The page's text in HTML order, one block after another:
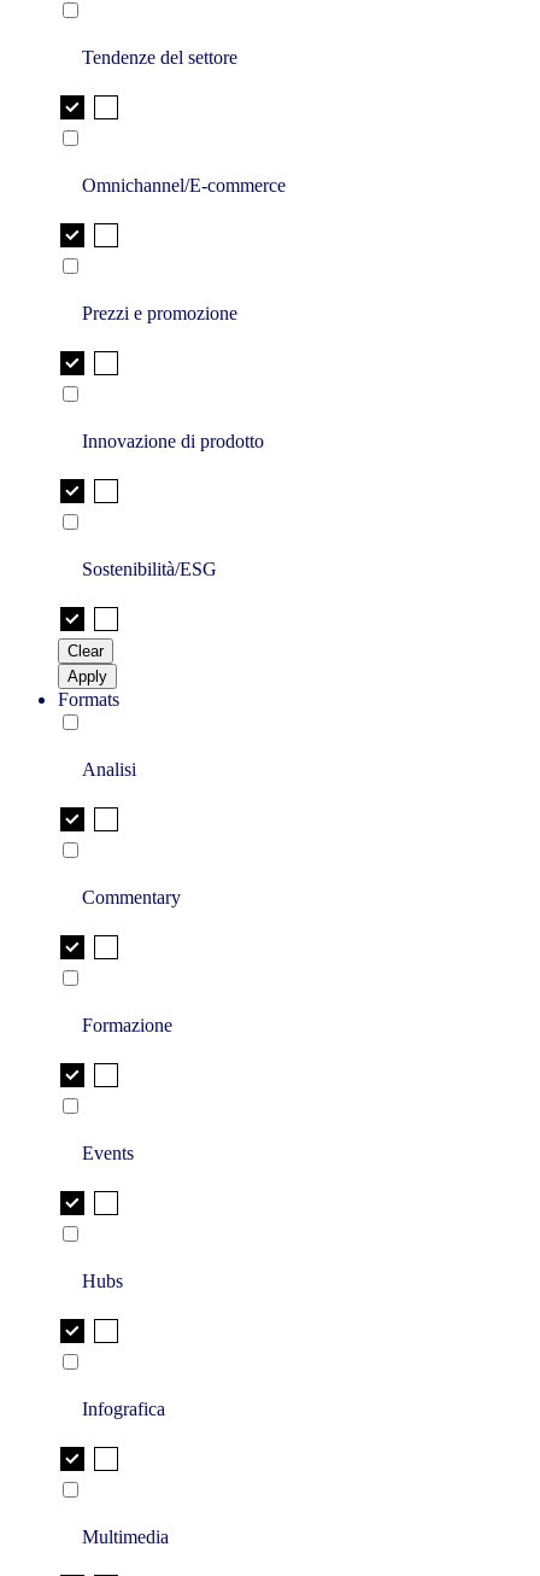
Tendenze del settore
Omnichannel/E-commerce
Prezzi e promozione
Innovazione di prodotto
Sostenibilità/ESG
Clear
Apply
Formats
Analisi
Commentary
Formazione
Events
Hubs
Infografica
Multimedia